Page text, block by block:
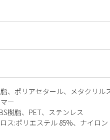
、ポリアセタール、メタクリル
ー
樹脂、PET、ステンレス
ス:ポリエステル 85%、ナイロン